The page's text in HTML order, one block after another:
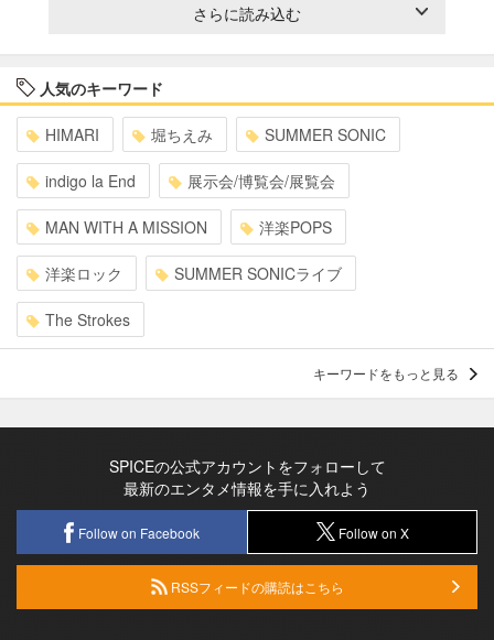
さらに読み込む
人気のキーワード
HIMARI 堀ちえみ SUMMER SONIC
indigo la End 展示会/博覧会/展覧会
MAN WITH A MISSION 洋楽POPS
洋楽ロック SUMMER SONICライブ
The Strokes
キーワードをもっと見る
SPICEの公式アカウントをフォローして
最新のエンタメ情報を手に入れよう
Follow on Facebook Follow on X
RSSフィードの購読はこちら